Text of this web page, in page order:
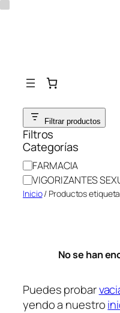
Saltar
contenido
Filtrar productos
Filtros
Categorías
C
a
t
FARMACIA
VIGORIZANTES
Inicio/ Productos
No se han
Puedes probar
yendo a nuestro